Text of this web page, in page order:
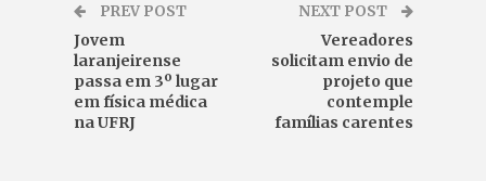
PREV POST
Jovem
laranjeirense
passa em 3º lugar
em física médica
na UFRJ
NEXT POST
Vereadores
solicitam envio de
projeto que
contemple
famílias carentes